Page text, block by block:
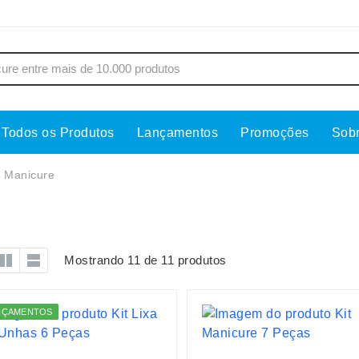
Executivos
Espelhos
Esporte e Jogos
Kit Queijo
Todos os Produtos Lançamentos Promoções
Manicure
Mostrando 11 de 11 produtos